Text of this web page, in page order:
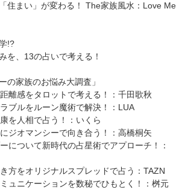
住まい」が変わる！ The家族風水：Love Me
!?
を、13の占いで考える！
の家族のお悩み大調査」
離感をタロットで考える！：千田歌秋
ブルをルーン魔術で解決！：LUA
を人相で占う！：いくら
ジオマンシーで向き合う！：高橋桐矢
について新時代の占星術でアプローチ！：
方をオリジナルスプレッドで占う：TAZN
ュニケーションを数秘でひもとく！：桝元